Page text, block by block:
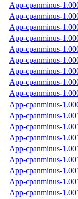
App-cpanminus-
App-cpanminus-
App-cpanminus-
App-cpanminus-
App-cpanminus-
App-cpanminus-
App-cpanminus-
App-cpanminus-
App-cpanminus-
App-cpanminus-
App-cpanminus-
App-cpanminus-
App-cpanminus-
App-cpanminus-
App-cpanminus-
App-cpanminus-
App-cpanminus-
App-cpanminus-